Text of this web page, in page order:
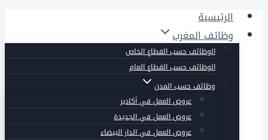
التجاوز
إلى
المحتوى
الرئيسية
وظائف المغرب
الوظائف حسب القطاع الخاص
الوظائف حسب القطاع العام
وظائف حسب المدن
عروض العمل في أكادير
عروض العمل في الجديدة
عروض العمل في الدار البيضاء